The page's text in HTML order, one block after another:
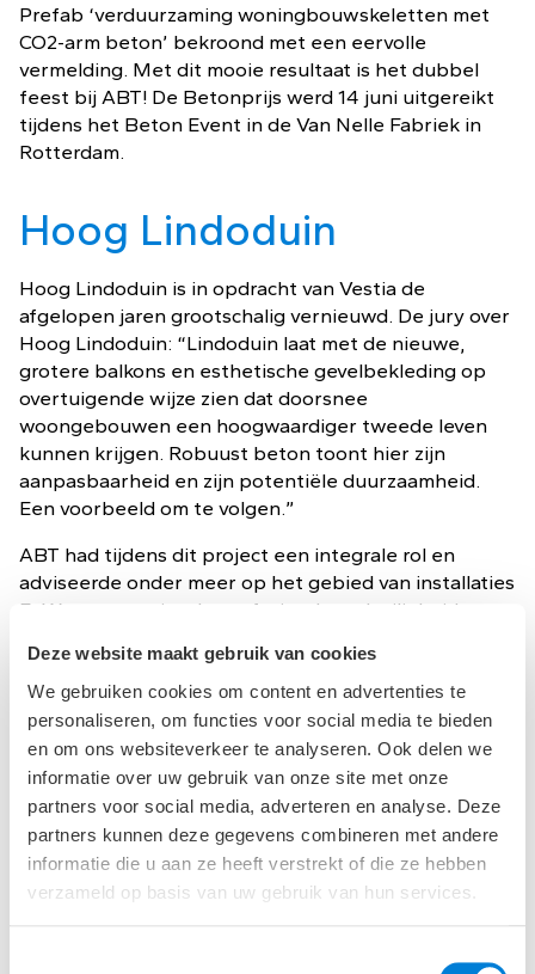
Deze website maakt gebruik van cookies
We gebruiken cookies om content en advertenties te
personaliseren, om functies voor social media te bieden
en om ons websiteverkeer te analyseren. Ook delen we
informatie over uw gebruik van onze site met onze
partners voor social media, adverteren en analyse. Deze
partners kunnen deze gegevens combineren met andere
informatie die u aan ze heeft verstrekt of die ze hebben
verzameld op basis van uw gebruik van hun services.
Prefab ‘verduurzaming woningbouwskeletten met
CO2-arm beton’ bekroond met een eervolle
vermelding. Met dit mooie resultaat is het dubbel
feest bij ABT! De Betonprijs werd 14 juni uitgereikt
tijdens het Beton Event in de Van Nelle Fabriek in
Rotterdam.
Hoog Lindoduin
Hoog Lindoduin is in opdracht van Vestia de
afgelopen jaren grootschalig vernieuwd. De jury over
Hoog Lindoduin: “Lindoduin laat met de nieuwe,
grotere balkons en esthetische gevelbekleding op
overtuigende wijze zien dat doorsnee
woongebouwen een hoogwaardiger tweede leven
kunnen krijgen. Robuust beton toont hier zijn
aanpasbaarheid en zijn potentiële duurzaamheid.
Een voorbeeld om te volgen.”
ABT had tijdens dit project een integrale rol en
adviseerde onder meer op het gebied van installaties
E+W, constructies, bouwfysica, brandveiligheid en
en de CUR 100 (schoonbeton).
Projectteam: Splinter Architecten, Vestia, BAM
Wonen, Normteq, HCI en Pieters Bouwtechniek.
Verduurzaming
woningbouwskeletten